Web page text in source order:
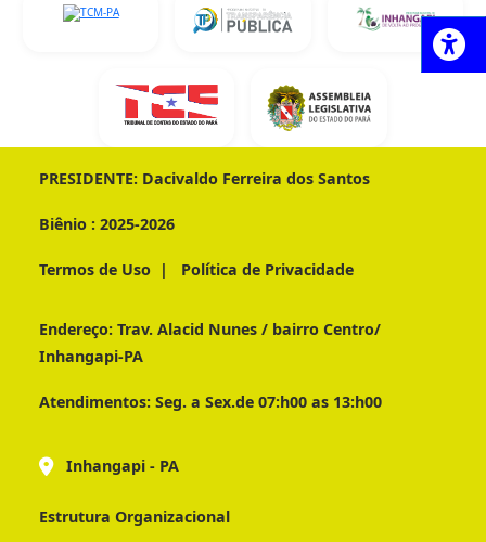
PRESIDENTE: Dacivaldo Ferreira dos Santos
Biênio : 2025-2026
Termos de Uso | Política de Privacidade
Endereço: Trav. Alacid Nunes / bairro Centro/
Inhangapi-PA
Atendimentos: Seg. a Sex.de 07:h00 as 13:h00
Inhangapi - PA
Estrutura Organizacional